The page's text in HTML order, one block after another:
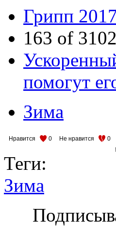
Грипп
163 of 3102
помогут
Зима
Нравится 0 Не нравится 0
Теги:
Зима